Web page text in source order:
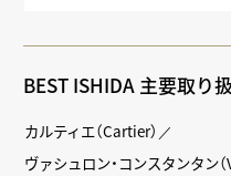
BEST ISHIDA 主要取り
カルティエ（Cartier）
ヴァシュロン・コンスタンタン